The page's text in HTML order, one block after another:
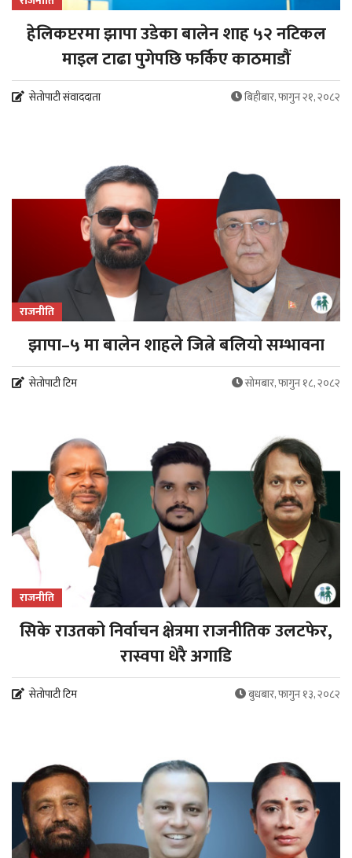
हेलिकप्टरमा झापा उडेका बालेन शाह ५२ नटिकल
माइल टाढा पुगेपछि फर्किए काठमाडौं
सेतोपाटी संवाददाता बिहीबार, फागुन २१, २०८२
राजनीति
झापा–५ मा बालेन शाहले जित्ने बलियो सम्भावना
सेतोपाटी टिम सोमबार, फागुन १८, २०८२
राजनीति
सिके राउतको निर्वाचन क्षेत्रमा राजनीतिक उलटफेर,
रास्वपा धेरै अगाडि
सेतोपाटी टिम बुधबार, फागुन १३, २०८२